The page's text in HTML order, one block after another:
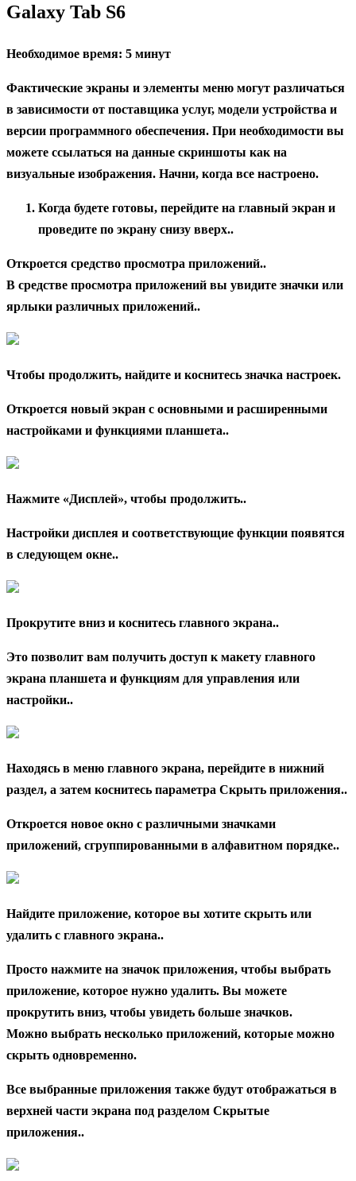
Galaxy Tab S6
Необходимое время: 5 минут
Фактические экраны и элементы меню могут различаться
в зависимости от поставщика услуг, модели устройства и
версии программного обеспечения. При необходимости вы
можете ссылаться на данные скриншоты как на
визуальные изображения. Начни, когда все настроено.
Когда будете готовы, перейдите на главный экран и
проведите по экрану снизу вверх..
Откроется средство просмотра приложений..
В средстве просмотра приложений вы увидите значки или
ярлыки различных приложений..
Чтобы продолжить, найдите и коснитесь значка настроек.
Откроется новый экран с основными и расширенными
настройками и функциями планшета..
Нажмите «Дисплей», чтобы продолжить..
Настройки дисплея и соответствующие функции появятся
в следующем окне..
Прокрутите вниз и коснитесь главного экрана..
Это позволит вам получить доступ к макету главного
экрана планшета и функциям для управления или
настройки..
Находясь в меню главного экрана, перейдите в нижний
раздел, а затем коснитесь параметра Скрыть приложения..
Откроется новое окно с различными значками
приложений, сгруппированными в алфавитном порядке..
Найдите приложение, которое вы хотите скрыть или
удалить с главного экрана..
Просто нажмите на значок приложения, чтобы выбрать
приложение, которое нужно удалить. Вы можете
прокрутить вниз, чтобы увидеть больше значков.
Можно выбрать несколько приложений, которые можно
скрыть одновременно.
Все выбранные приложения также будут отображаться в
верхней части экрана под разделом Скрытые
приложения..